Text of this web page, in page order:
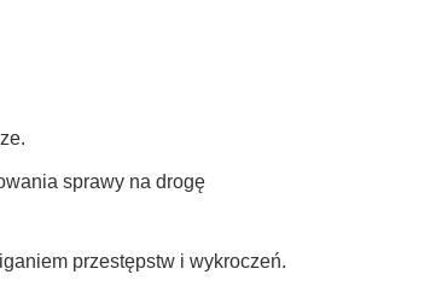
sprawy na drogę
przestępstw i wykroczeń.